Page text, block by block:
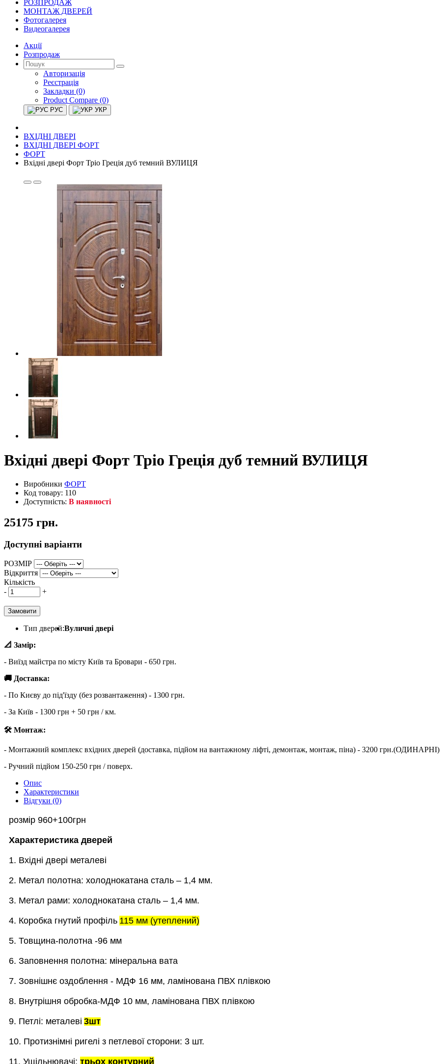
РОЗПРОДАЖ
МОНТАЖ ДВЕРЕЙ
Фотогалерея
Видеогалерея
Акції
Розпродаж
Авторизація
Реєстрація
Закладки (0)
Product Compare (0)
РУС УКР
ВХІДНІ ДВЕРІ
ВХІДНІ ДВЕРІ ФОРТ
ФОРТ
Вхідні двері Форт Тріо Греція дуб темний ВУЛИЦЯ
Вхідні двері Форт Тріо Греція дуб темний ВУЛИЦЯ
Виробники ФОРТ
Код товару: 110
Доступність: В наявності
25175 грн.
Доступні варіанти
РОЗМІР
Відкриття
Кількість
-
+
Замовити
Тип дверей:Вуличні двері
📐 Замір:
- Виїзд майстра по місту Київ та Бровари - 650 грн.
🚚 Доставка:
- По Києву до під'їзду (без розвантаження) - 1300 грн.
- За Київ - 1300 грн + 50 грн / км.
🛠 Монтаж:
- Монтажний комплекс вхідних дверей (доставка, підйом на вантажному ліфті, демонтаж, монтаж, піна) - 3200 грн.(ОДИНАРНІ)
- Ручний підйом 150-250 грн / поверх.
Опис
Характеристики
Відгуки (0)
розмір 960+100грн
Характеристика дверей
1. Вхідні двері металеві
2. Метал полотна: холоднокатана сталь – 1,4 мм.
3. Метал рами: холоднокатана сталь – 1,4 мм.
4. Коробка гнутий профіль 115 мм (утеплений)
5. Товщина-полотна -96 мм
6. Заповнення полотна: мінеральна вата
7. Зовнішнє оздоблення - МДФ 16 мм, ламінована ПВХ плівкою
8. Внутрішня обробка-МДФ 10 мм, ламінована ПВХ плівкою
9. Петлі: металеві 3шт
10. Протизнімні ригелі з петлевої сторони: 3 шт.
11. Ущільнювачі: трьох контурний